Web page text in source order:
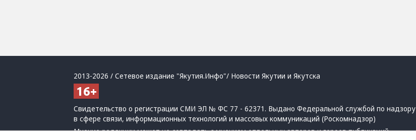
2013-2026 / Сетевое издание "Якутия.Инфо"/ Новости Якутии и Якутска
Свидетельство о регистрации СМИ ЭЛ № ФС 77 - 62371. Выдано Федеральной службой по надзору
в сфере связи, информационных технологий и массовых коммуникаций (Роскомнадзор)
Мнение редакции может не совпадать с мнением отдельных авторов и героев публикаций.